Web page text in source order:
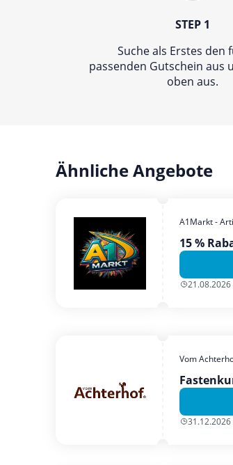
STEP 1
Suche als Erstes den
passenden Gutschein aus
oben aus.
Ähnliche Angebote
A1Markt -
15 %
21.08.2026
Vom
31.12.2026